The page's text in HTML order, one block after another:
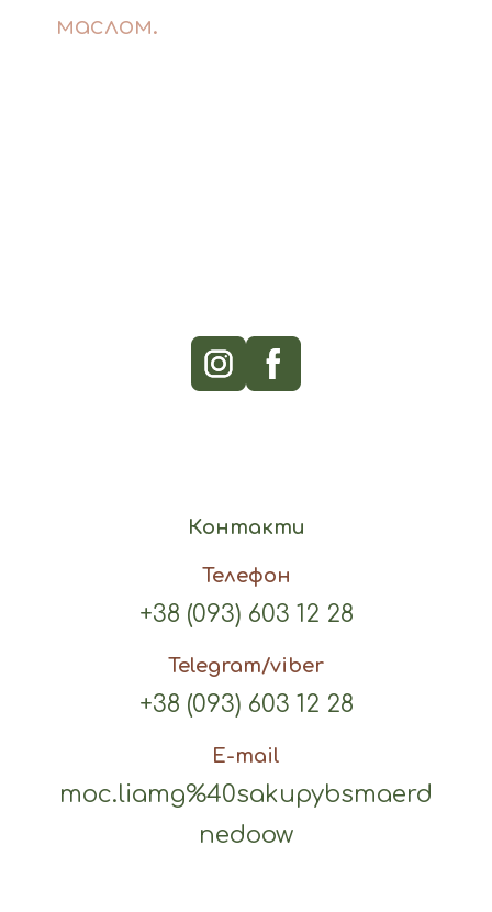
маслом.
Контакти
Телефон
+38 (093) 603 12 28
Telegram/viber
+38 (093) 603 12 28
E-mail
moc.liamg%40sakupybsmaerd
nedoow